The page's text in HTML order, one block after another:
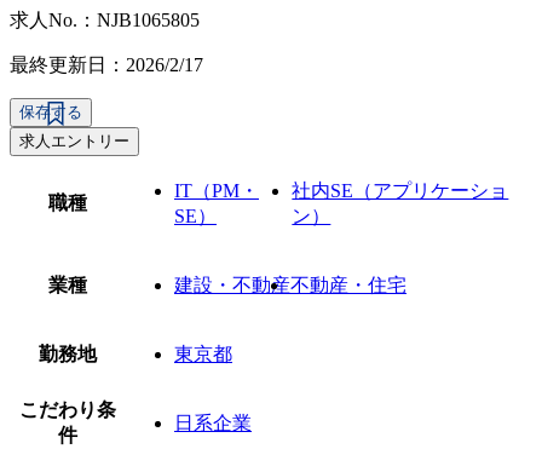
求人No.：NJB1065805
最終更新日：2026/2/17
保存する
求人エントリー
職種
IT（PM・
SE）
社内SE（アプリケーショ
ン）
業種 建設・不動産不動産・住宅
勤務地 東京都
こだわり条
件
日系企業